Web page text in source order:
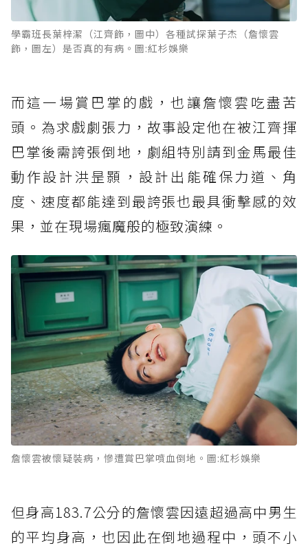
學霸班長葉梓潔（江齊飾，圖中）各種試探葉子杰（詹懷雲
飾，圖左）是否真的有病。圖:紅杉娛樂
而這一場賞巴掌的戲，也讓詹懷雲吃盡苦
頭。為求戲劇張力，故事設定他在被江齊揮
巴掌後需誇張倒地，劇組特別請到金馬最佳
動作設計洪昰顥，設計出能確保力道、角
度、速度都能達到最誇張也最具衝擊感的效
果，並在現場瘋魔般的極致演練。
詹懷雲被懷疑裝病，慘遭賞巴掌噴血倒地。圖:紅杉娛樂
但身高183.7公分的詹懷雲因遠超過高中男生
的平均身高，也因此在倒地過程中，頭不小